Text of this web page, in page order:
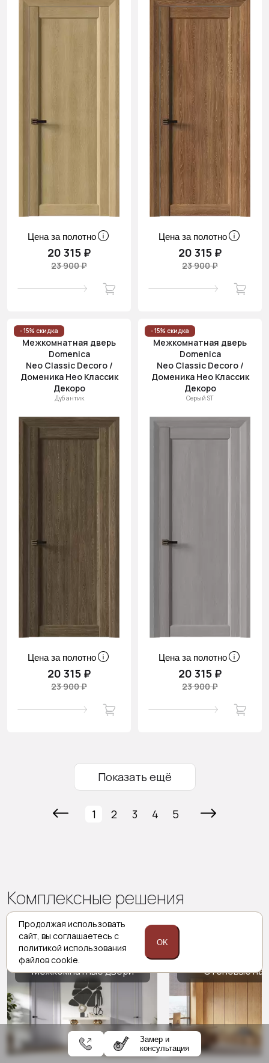
Цена за полотно
20 315 ₽
23 900 ₽
Цена за полотно
20 315 ₽
23 900 ₽
- 15% скидка
Межкомнатная дверь
Domenica
Neo Classic Decoro /
Доменика Нео Классик
Декоро
Дуб антик
Цена за полотно
20 315 ₽
23 900 ₽
- 15% скидка
Межкомнатная дверь
Domenica
Neo Classic Decoro /
Доменика Нео Классик
Декоро
Серый ST
Цена за полотно
20 315 ₽
23 900 ₽
Показать ещё
1 2 3 4 5
Комплексные решения
Porta prima
Межкомнатные двери Стеновые
Замер и
консультация
Продолжая использовать
сайт, вы соглашаетесь с
политикой использования
файлов cookie.
OK